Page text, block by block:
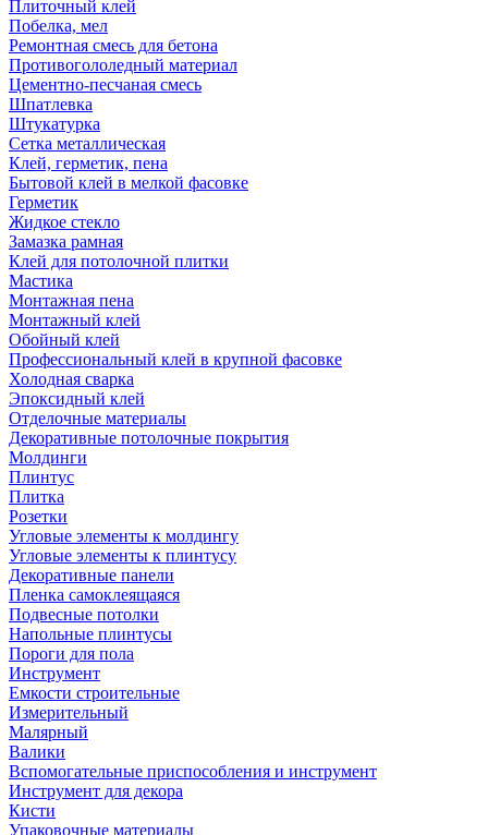
Плиточный клей
Побелка, мел
Ремонтная смесь для бетона
Противогололедный материал
Цементно-песчаная смесь
Шпатлевка
Штукатурка
Сетка металлическая
Клей, герметик, пена
Бытовой клей в мелкой фасовке
Герметик
Жидкое стекло
Замазка рамная
Клей для потолочной плитки
Мастика
Монтажная пена
Монтажный клей
Обойный клей
Профессиональный клей в крупной фасовке
Холодная сварка
Эпоксидный клей
Отделочные материалы
Декоративные потолочные покрытия
Молдинги
Плинтус
Плитка
Розетки
Угловые элементы к молдингу
Угловые элементы к плинтусу
Декоративные панели
Пленка самоклеящаяся
Подвесные потолки
Напольные плинтусы
Пороги для пола
Инструмент
Емкости строительные
Измерительный
Малярный
Валики
Вспомогательные приспособления и инструмент
Инструмент для декора
Кисти
Упаковочные материалы